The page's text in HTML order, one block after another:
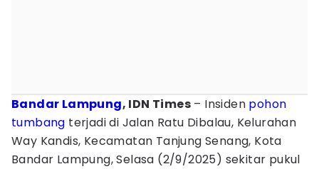
Bandar Lampung, IDN Times – Insiden pohon
tumbang terjadi di Jalan Ratu Dibalau, Kelurahan
Way Kandis, Kecamatan Tanjung Senang, Kota
Bandar Lampung, Selasa (2/9/2025) sekitar pukul